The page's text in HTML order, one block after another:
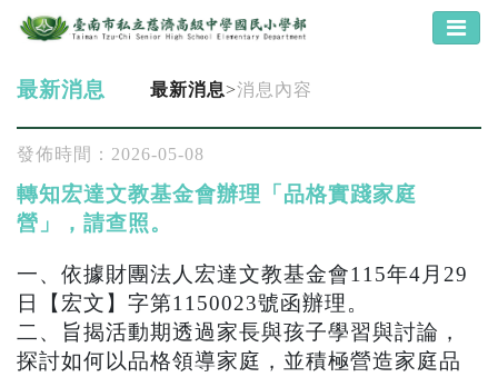
最新消息 最新消息>消息內容
發佈時間：2026-05-08
轉知宏達文教基金會辦理「品格實踐家庭
營」，請查照。
一、依據財團法人宏達文教基金會115年4月29
日【宏文】字第1150023號函辦理。
二、旨揭活動期透過家長與孩子學習與討論，
探討如何以品格領導家庭，並積極營造家庭品